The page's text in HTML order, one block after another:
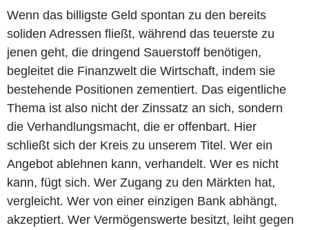
Wenn das billigste Geld spontan zu den bereits
soliden Adressen fließt, während das teuerste zu
jenen geht, die dringend Sauerstoff benötigen,
begleitet die Finanzwelt die Wirtschaft, indem sie
bestehende Positionen zementiert. Das eigentliche
Thema ist also nicht der Zinssatz an sich, sondern
die Verhandlungsmacht, die er offenbart. Hier
schließt sich der Kreis zu unserem Titel. Wer ein
Angebot ablehnen kann, verhandelt. Wer es nicht
kann, fügt sich. Wer Zugang zu den Märkten hat,
vergleicht. Wer von einer einzigen Bank abhängt,
akzeptiert. Wer Vermögenswerte besitzt, leiht gegen